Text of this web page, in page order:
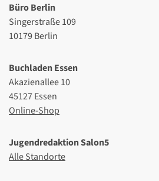
Büro Berlin
Singerstraße 109
10179 Berlin
Buchladen Essen
Akazienallee 10
45127 Essen
Online-Shop
Jugendredaktion Salon5
Alle Standorte